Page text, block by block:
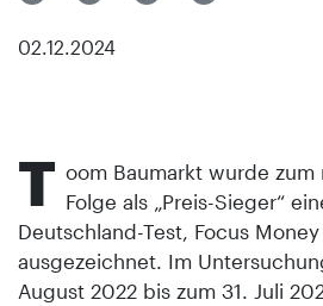
02.12.2024
T oom Baumarkt wurde zum
Folge als „Preis-Sieger“
Deutschland-Test, Focus
ausgezeichnet. Im
August 2022 bis zum 31. Juli